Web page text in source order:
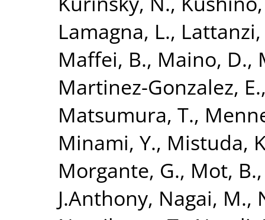
Lamagna, L.,
Maffei, B., Maino, D.,
Martinez-Gonzalez, E.
Matsumura, T.,
Minami, Y., Mistuda,
Morgante, G., Mot, B.
J.Anthony, Nagai, M.,